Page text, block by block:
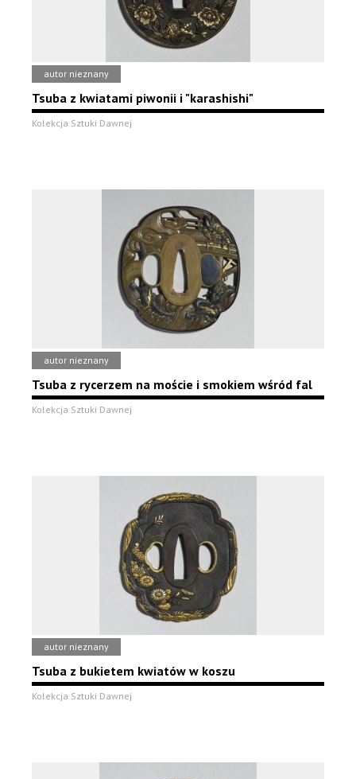
autor nieznany
Tsuba z kwiatami piwonii i "karashishi"
Kolekcja Sztuki Dawnej
autor nieznany
Tsuba z rycerzem na moście i smokiem wśród fal
Kolekcja Sztuki Dawnej
autor nieznany
Tsuba z bukietem kwiatów w koszu
Kolekcja Sztuki Dawnej